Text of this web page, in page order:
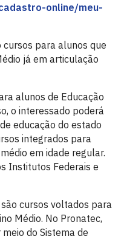
online/meu-
para alunos que
já em articulação
alunos de Educação
o interessado poderá
educação do estado
integrados para
em idade regular.
Institutos Federais e
cursos voltados para
Médio. No Pronatec,
do Sistema de